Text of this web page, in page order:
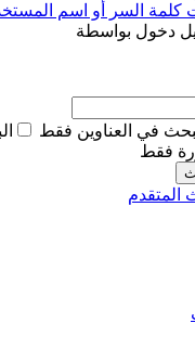
كلمة السر أو اسم
دخول بواسطة
في العناوين فقط
فقط
المتقدم